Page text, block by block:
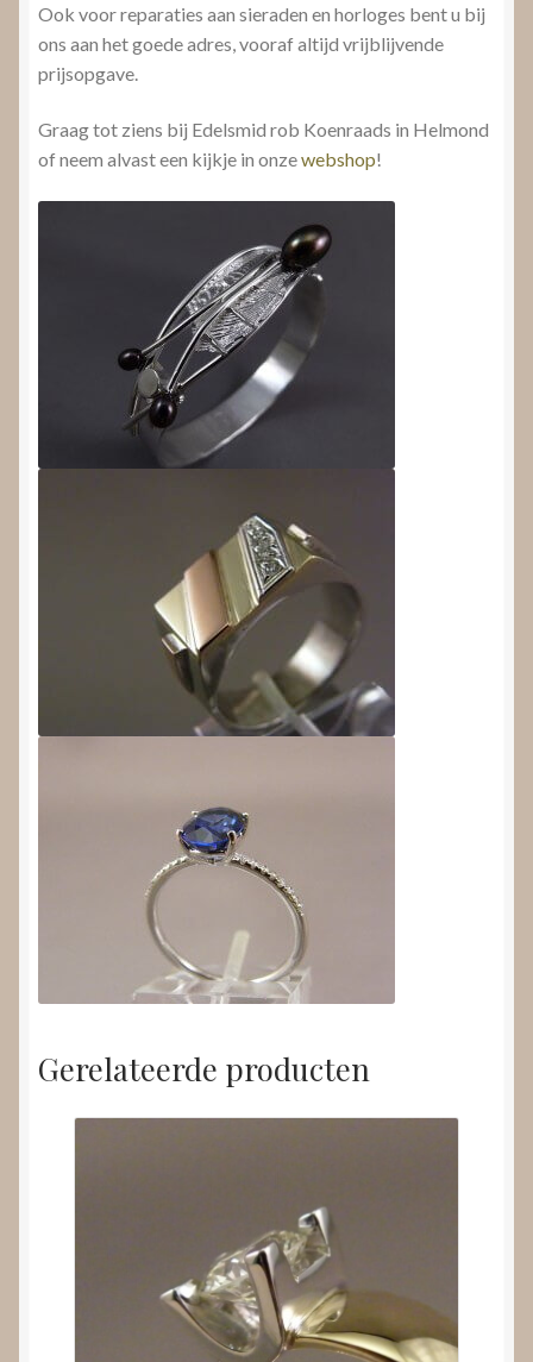
Ook voor reparaties aan sieraden en horloges bent u bij
ons aan het goede adres, vooraf altijd vrijblijvende
prijsopgave.
Graag tot ziens bij Edelsmid rob Koenraads in Helmond
of neem alvast een kijkje in onzewebshop!
Gerelateerde producten